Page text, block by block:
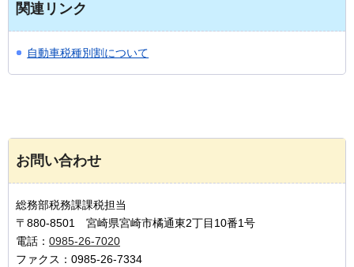
関連リンク
自動車税種別割について
お問い合わせ
総務部税務課課税担当
〒880-8501 宮崎県宮崎市橘通東2丁目10番1号
電話： 0985-26-7020
ファクス：0985-26-7334